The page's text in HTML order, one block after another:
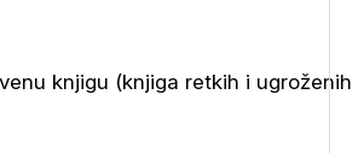
knjigu (knjiga retkih i ugroženih